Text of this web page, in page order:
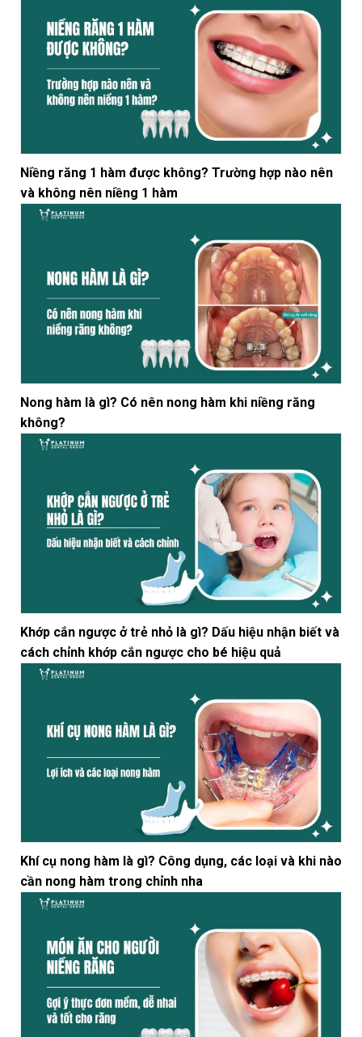
Niềng răng 1 hàm được không? Trường hợp nào nên
và không nên niềng 1 hàm
Nong hàm là gì? Có nên nong hàm khi niềng răng
không?
Khớp cắn ngược ở trẻ nhỏ là gì? Dấu hiệu nhận biết và
cách chỉnh khớp cắn ngược cho bé hiệu quả
Khí cụ nong hàm là gì? Công dụng, các loại và khi nào
cần nong hàm trong chỉnh nha